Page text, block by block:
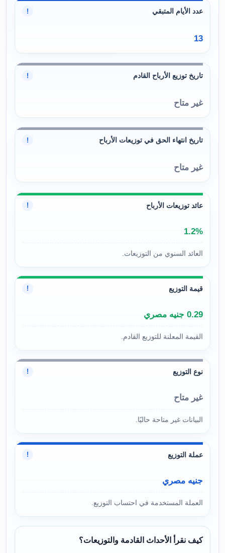
عدد الأيام المتبقي !
13
تاريخ توزيع الأرباح القادم !
غير متاح
تاريخ انتهاء الحق في توزيعات الأرباح !
غير متاح
عائد توزيعات الأرباح !
1.2%
العائد السنوي من التوزيعات.
قيمة التوزيع !
0.29 جنيه مصري
القيمة المعلنة للتوزيع القادم.
نوع التوزيع !
غير متاح
البيانات غير متاحة حاليًا.
عملة التوزيع !
جنيه مصري
العملة المستخدمة في احتساب التوزيع.
كيف نقرأ الأحداث القادمة والتوزيعات؟